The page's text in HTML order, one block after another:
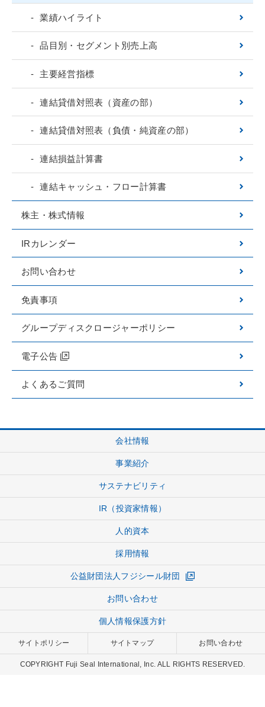
業績ハイライト
品目別・セグメント別売上高
主要経営指標
連結貸借対照表（資産の部）
連結貸借対照表（負債・純資産の部）
連結損益計算書
連結キャッシュ・フロー計算書
株主・株式情報
IRカレンダー
お問い合わせ
免責事項
グループディスクロージャーポリシー
電子公告
よくあるご質問
会社情報
事業紹介
サステナビリティ
IR（投資家情報）
人的資本
採用情報
公益財団法人フジシール財団
お問い合わせ
個人情報保護方針
サイトポリシー サイトマップ お問い合わせ
COPYRIGHT Fuji Seal International, Inc. ALL RIGHTS RESERVED.